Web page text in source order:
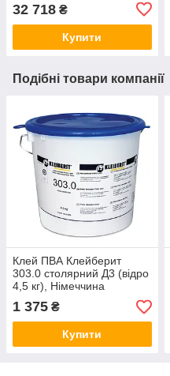
Німеччина
32 718 ₴
Купити
Подібні товари компанії
Клей ПВА Клейберит
303.0 столярний Д3 (відро
4,5 кг), Німеччина
1 375 ₴
Купити